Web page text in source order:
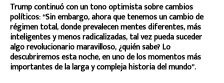
Trump continuó con un tono optimista sobre cambios
políticos: “Sin embargo, ahora que tenemos un cambio de
régimen total, donde prevalecen mentes diferentes, más
inteligentes y menos radicalizadas, tal vez pueda suceder
algo revolucionario maravilloso, ¿quién sabe? Lo
descubriremos esta noche, en uno de los momentos más
importantes de la larga y compleja historia del mundo”.